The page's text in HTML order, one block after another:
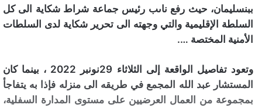
ببنسليمان، حيث رفع ناىب رئيس جماعة شراط شكاية الى كل
السلطة الإقليمية والتي وجهته الى تحرير شكاية لدى السلطات
الأمنية المختصة ….
وتعود تفاصيل الواقعة إلى الثلاثاء 29نونبر 2022 ، بينما كان
المستشار عبد الله المجمع في طريقه الى منزله فإذا به يتفاجأ
بمجموعة من العمال العرضيين على مستوى المدارة السفلية،